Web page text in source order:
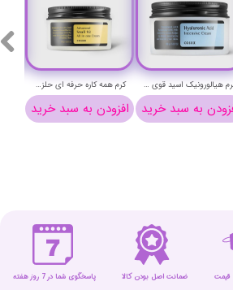
کرم همه کاره حرفه ای حلزون کوزارکس وزن 100 گرم - COSRX Advanced Snail 92 All in one Cream
افزودن به سبد خرید
کرم هیالورونیک اسید قوی کوزارکس وزن 100 گرم - COSRX Hyaluronic Acid Intensive Cream
به سبد خرید
ضمانت اصل بودن کالا قیمت پاسخگوی شما در 7 روز هفته